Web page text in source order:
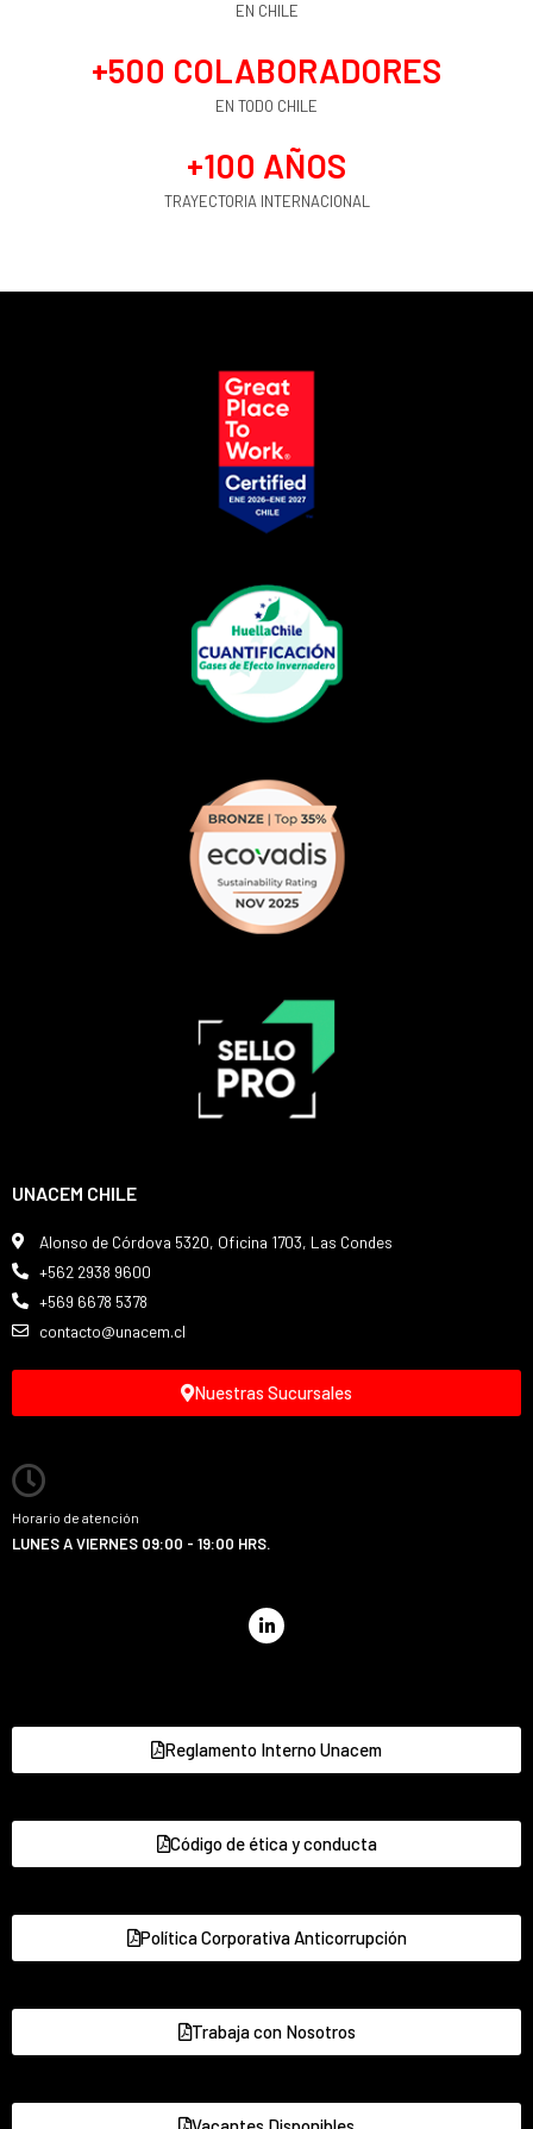
EN CHILE
EN TODO CHILE
+500 COLABORADORES
TRAYECTORIA INTERNACIONAL
+100 AÑOS
UNACEM CHILE
Alonso de Córdova 5320, Oficina 1703, Las Condes
+562 2938 9600
+569 6678 5378
contacto@unacem.cl
Nuestras Sucursales
Horario de atención
LUNES A VIERNES 09:00 - 19:00 HRS.
Reglamento Interno Unacem
Código de ética y conducta
Política Corporativa Anticorrupción
Trabaja con Nosotros